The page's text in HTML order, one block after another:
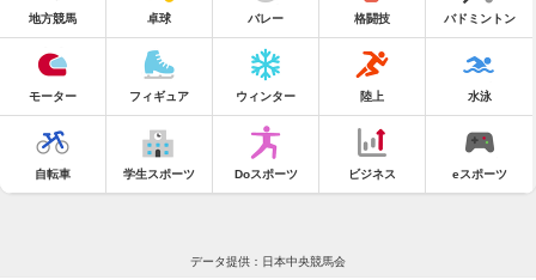
地方競馬 卓球 バレー 格闘技 バドミントン
モーター フィギュア ウィンター 陸上 水泳
自転車 学生スポーツ Doスポーツ ビジネス eスポーツ
データ提供：日本中央競馬会